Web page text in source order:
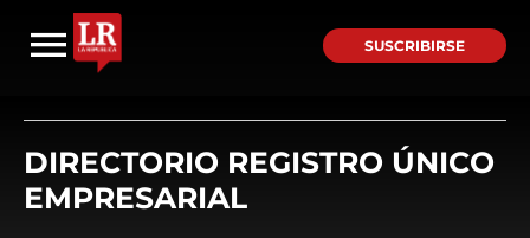
SUSCRIBIRSE
DIRECTORIO REGISTRO ÚNICO
EMPRESARIAL